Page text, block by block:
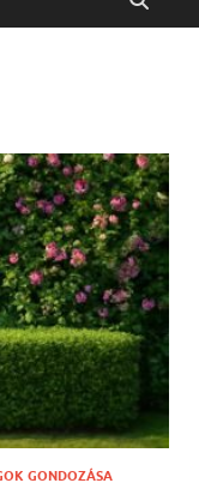
GONDOZÁSA